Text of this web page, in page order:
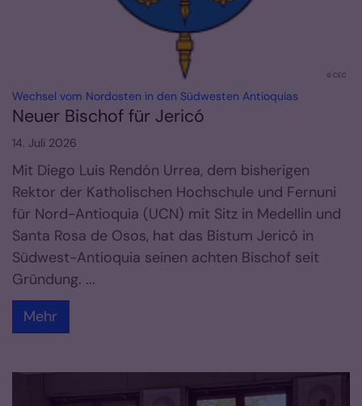
© CEC
Wechsel vom Nordosten in den Südwesten Antioquias
Neuer Bischof für Jericó
14. Juli 2026
Mit Diego Luis Rendón Urrea, dem bisherigen
Rektor der Katholischen Hochschule und Fernuni
für Nord-Antioquia (UCN) mit Sitz in Medellin und
Santa Rosa de Osos, hat das Bistum Jericó in
Südwest-Antioquia seinen achten Bischof seit
Gründung. ...
Mehr